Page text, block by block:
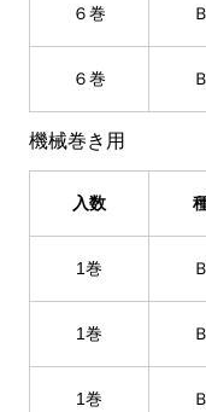
６巻
６巻
機械巻き用
入数
1巻
1巻
1巻